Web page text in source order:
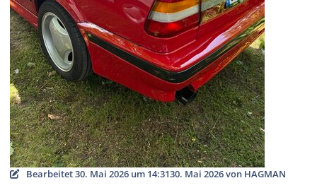
Bearbeitet30. Mai 2026 um 14:3130. Mai 2026von HAGMAN